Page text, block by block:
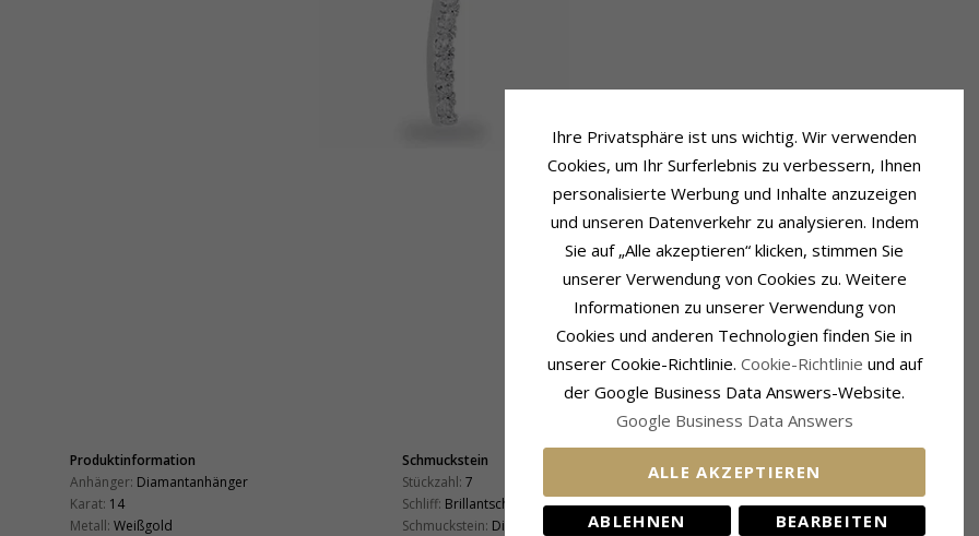
Produktinformation
Anhänger: Diamantanhänger
Karat: 14
Metall: Weißgold
Schmuckstein
Stückzahl: 7
Schliff: Brillantschliff
Schmuckstein: Diamant
Höhe Mit Öse:
Breite:1,6 mm
1,4 mm
Ihre Privatsphäre ist uns wichtig. Wir verwenden
Cookies, um Ihr Surferlebnis zu verbessern, Ihnen
personalisierte Werbung und Inhalte anzuzeigen
und unseren Datenverkehr zu analysieren. Indem
Sie auf „Alle akzeptieren“ klicken, stimmen Sie
unserer Verwendung von Cookies zu. Weitere
Informationen zu unserer Verwendung von
Cookies und anderen Technologien finden Sie in
unserer Cookie-Richtlinie. Cookie-Richtlinie und auf
der Google Business Data Answers-Website.
Google Business Data Answers
ALLE AKZEPTIEREN
ABLEHNEN BEARBEITEN